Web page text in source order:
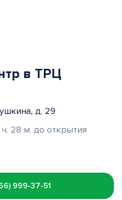
в ТРЦ
д. 29
ч. 28 м. до открытия
999-37-51